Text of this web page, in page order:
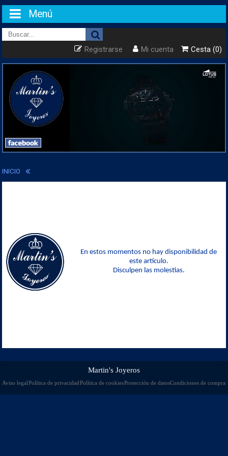
Cesta (0)
Mi cuenta
Registrarse
Menú
INICIO
En estos momentos no hay disponibilidad de
este artículo.
Disculpen las molestias.
Martin's Joyeros
Aviso legalPolítica de privacidadPolítica de cookiesProtección de datosCondiciones de compra